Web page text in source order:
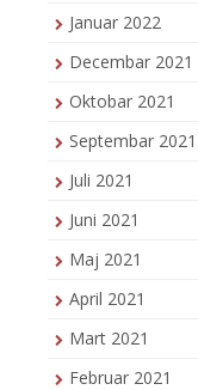
Januar 2022
Decembar 2021
Oktobar 2021
Septembar 2021
Juli 2021
Juni 2021
Maj 2021
April 2021
Mart 2021
Februar 2021